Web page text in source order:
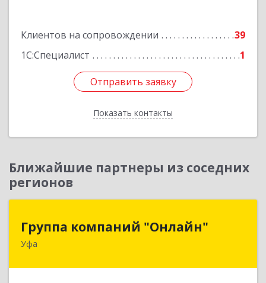
Клиентов на сопровождении
39
1С:Специалист
1
Отправить заявку
Показать контакты
Подробнее
Отправить заявку
Назад
Ближайшие партнеры из соседних
регионов
Группа компаний "Онлайн"
Уфа
Группа компаний "Онлайн"
450006, Башкортостан Респ, г.о. город Уфа, Уфа